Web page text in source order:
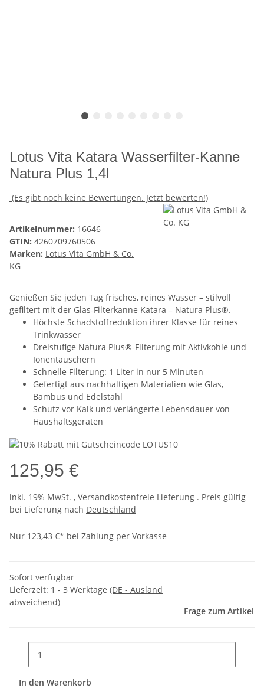
Lotus Vita Katara Wasserfilter-Kanne
Natura Plus 1,4l
(Es gibt noch keine Bewertungen. Jetzt bewerten!)
Artikelnummer: 16646
GTIN: 4260709760506
Marken: Lotus Vita GmbH & Co.
KG
Genießen Sie jeden Tag frisches, reines Wasser – stilvoll
gefiltert mit der Glas-Filterkanne Katara – Natura Plus®.
Höchste Schadstoffreduktion ihrer Klasse für reines
Trinkwasser
Dreistufige Natura Plus®-Filterung mit Aktivkohle und
Ionentauschern
Schnelle Filterung: 1 Liter in nur 5 Minuten
Gefertigt aus nachhaltigen Materialien wie Glas,
Bambus und Edelstahl
Schutz vor Kalk und verlängerte Lebensdauer von
Haushaltsgeräten
125,95 €
inkl. 19% MwSt. , Versandkostenfreie Lieferung . Preis gültig
bei Lieferung nach Deutschland
Nur 123,43 €* bei Zahlung per Vorkasse
Sofort verfügbar
Lieferzeit: 1 - 3 Werktage (DE - Ausland
abweichend)
Frage zum Artikel
In den Warenkorb